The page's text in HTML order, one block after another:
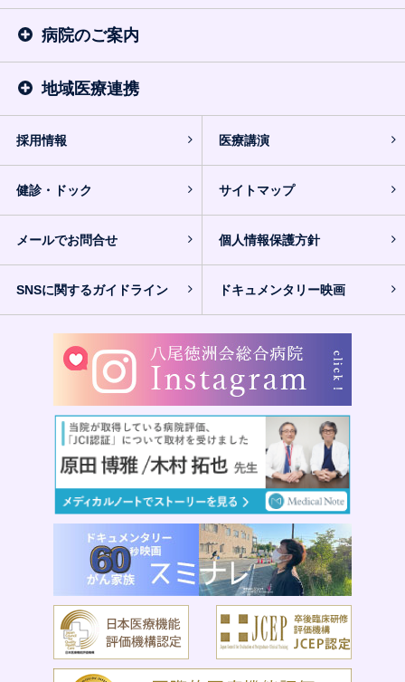
病院のご案内
地域医療連携
採用情報 医療講演
健診・ドック サイトマップ
メールでお問合せ 個人情報保護方針
SNSに関するガイドライン ドキュメンタリー映画